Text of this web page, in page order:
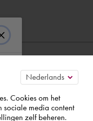
van PDM- en
Cookies om het
sociale media content
zelf beheren.